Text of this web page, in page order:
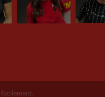
facilement.